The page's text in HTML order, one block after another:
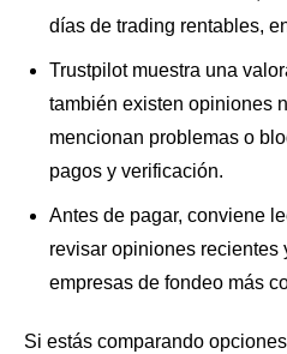
días de trading rentables,
Trustpilot muestra una
también existen opiniones
mencionan problemas o
pagos y verificación.
Antes de pagar, conviene
revisar opiniones recientes
empresas de fondeo más
Si estás comparando